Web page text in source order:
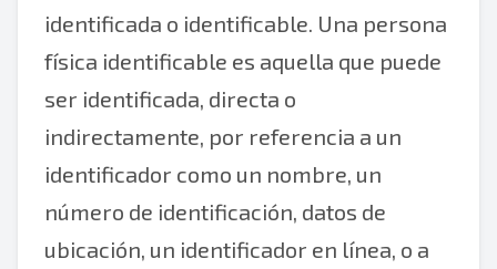
identificada o identificable. Una persona
física identificable es aquella que puede
ser identificada, directa o
indirectamente, por referencia a un
identificador como un nombre, un
número de identificación, datos de
ubicación, un identificador en línea, o a